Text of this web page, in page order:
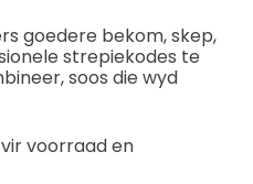
goedere bekom, skep,
strepiekodes te
soos die wyd
voorraad en